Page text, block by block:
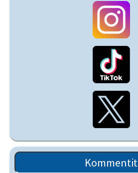
Kommentit